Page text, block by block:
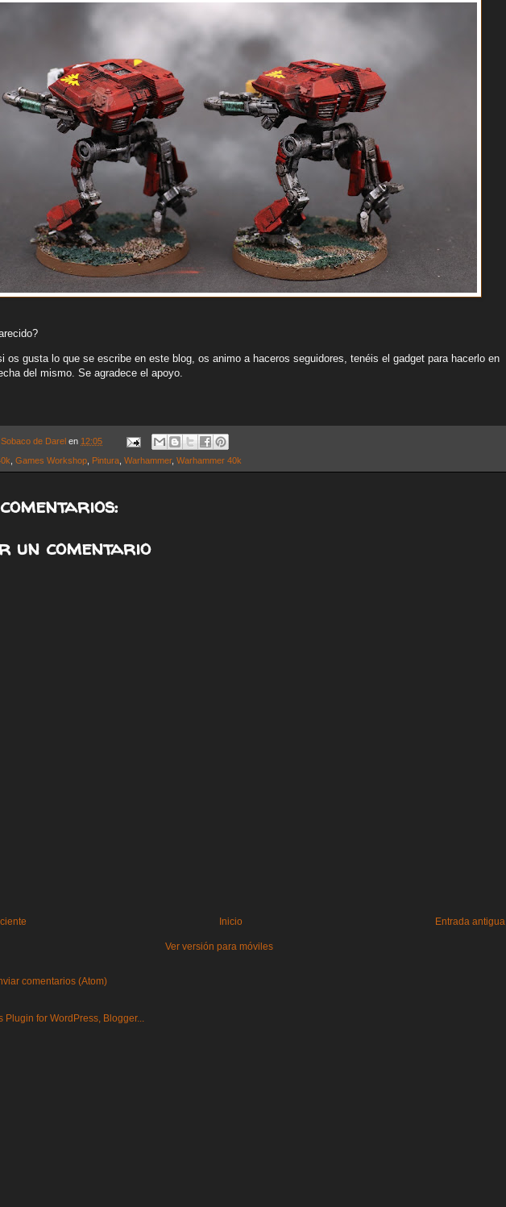
os gusta lo que se escribe en este blog, os animo a haceros seguidores, tenéis el gadget para hacerlo en
del mismo. Se agradece el apoyo.
Sobaco de Darel en 12:05
Games Workshop Pintura Warhammer, Warhammer 40k
un comentario
Entrada antigua
Inicio
Ver versión para móviles
comentarios (Atom)